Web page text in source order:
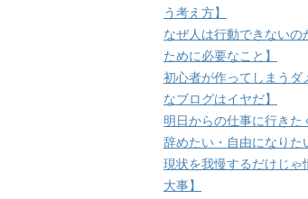
う考え方】
なぜ人は行動できないの
ために必要なこと】
初心者が作ってしまうダ
なブログはイヤだ】
明日からの仕事に行きた
辞めたい・自由になりた
現状を我慢するだけじゃ
大事】